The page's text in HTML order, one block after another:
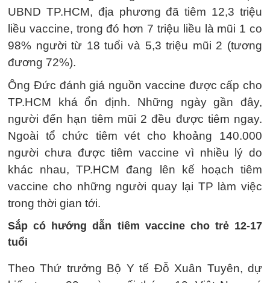
UBND TP.HCM, địa phương đã tiêm 12,3 triệu
liều vaccine, trong đó hơn 7 triệu liều là mũi 1 co
98% người từ 18 tuổi và 5,3 triệu mũi 2 (tương
đương 72%).
Ông Đức đánh giá nguồn vaccine được cấp cho
TP.HCM khá ổn định. Những ngày gần đây,
người đến hạn tiêm mũi 2 đều được tiêm ngay.
Ngoài tổ chức tiêm vét cho khoảng 140.000
người chưa được tiêm vaccine vì nhiều lý do
khác nhau, TP.HCM đang lên kế hoạch tiêm
vaccine cho những người quay lại TP làm việc
trong thời gian tới.
Sắp có hướng dẫn tiêm vaccine cho trẻ 12-17
tuổi
Theo Thứ trưởng Bộ Y tế Đỗ Xuân Tuyên, dự